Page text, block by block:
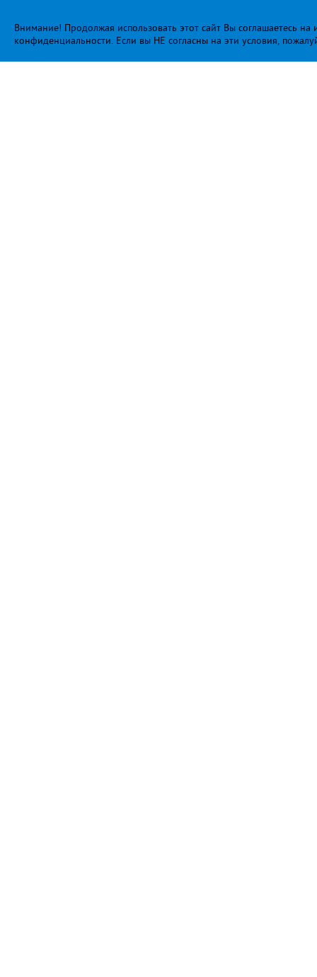
Внимание! Продолжая использовать этот сайт Вы соглашаетесь
конфиденциальности . Если вы НЕ согласны на эти условия,